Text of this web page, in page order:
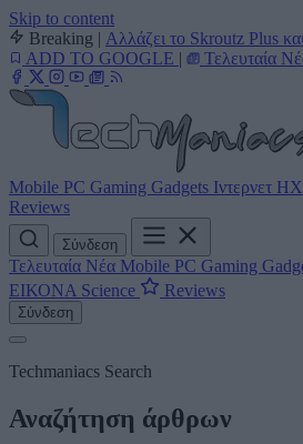
Skip to content
Breaking | Αλλάζει το Skroutz Plus
ADD TO GOOGLE | Τελευταία
Mobile PC Gaming Gadgets Ιντερνετ
Reviews
Σύνδεση
Τελευταία Νέα Mobile PC Gaming
ΕΙΚΟΝΑ Science Reviews
Σύνδεση
Techmaniacs Search
Αναζήτηση άρθρων